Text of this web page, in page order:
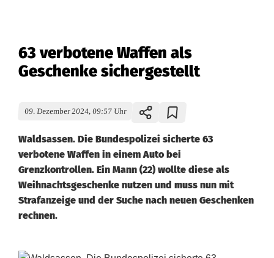
63 verbotene Waffen als
Geschenke sichergestellt
09. Dezember 2024, 09:57 Uhr
Waldsassen. Die Bundespolizei sicherte 63
verbotene Waffen in einem Auto bei
Grenzkontrollen. Ein Mann (22) wollte diese als
Weihnachtsgeschenke nutzen und muss nun mit
Strafanzeige und der Suche nach neuen Geschenken
rechnen.